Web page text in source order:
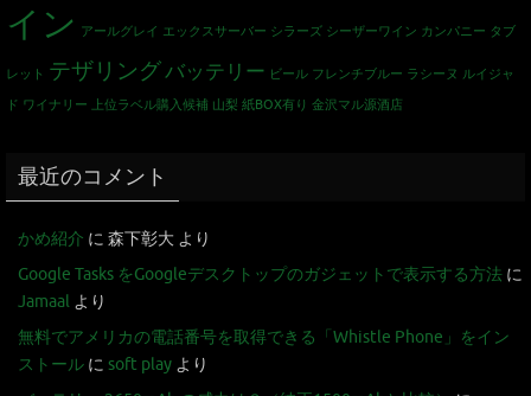
イン アールグレイ エックスサーバー シラーズ シーザーワイン カンパニー タブ
レット テザリングバッテリー ビール フレンチブルー ラシーヌ ルイジャ
ド ワイナリー 上位ラベル購入候補 山梨 紙BOX有り 金沢マル源酒店
最近のコメント
かめ紹介 に 森下彰大 より
Google Tasks をGoogleデスクトップのガジェットで表示する方法 に
Jamaal より
無料でアメリカの電話番号を取得できる「Whistle Phone」をイン
ストール に soft play より